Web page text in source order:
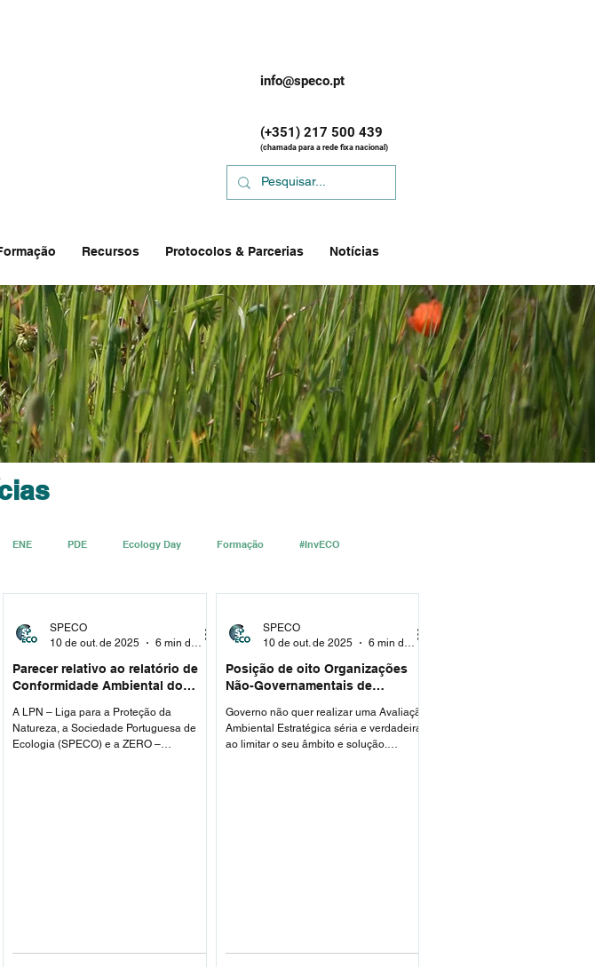
info@speco.pt
(+351) 217 500 439
(chamada para a rede fixa nacional)
Recursos Protocolos & Parcerias Notícias
ENE PDE Ecology Day Formação #InvECO
Parecer relativo ao relatório de
Conformidade Ambiental do
do empreendimento hoteleiro da
empresa ETOSOTO – Cabo
Espichel
A LPN – Liga para a Proteção da
Natureza, a Sociedade Portuguesa de
Ecologia (SPECO) e a ZERO –
SPECO
10 de out. de 2025
Posição de oito Organizações
Não-Governamentais de
decisão do Governo de realizar
uma Avaliação Ambiental
Estratégica sobre a solução
Governo não quer realizar uma Avaliação
Ambiental Estratégica séria e verdadeira
ao limitar o seu âmbito e solução.
SPECO
10 de out. de 2025